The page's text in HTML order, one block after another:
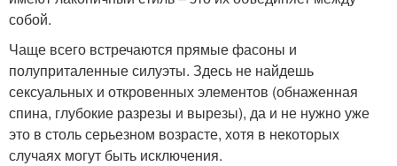
собой.
Чаще всего встречаются прямые фасоны и
полуприталенные силуэты. Здесь не найдешь
сексуальных и откровенных элементов (обнаженная
спина, глубокие разрезы и вырезы), да и не нужно уже
это в столь серьезном возрасте, хотя в некоторых
случаях могут быть исключения.